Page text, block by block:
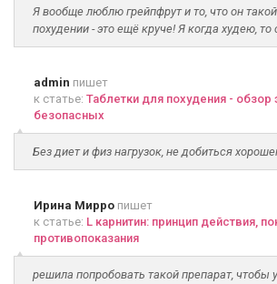
Я вообще люблю грейпфрут и то, что он
похудении - это ещё круче! Я когда худею,
admin пишет
к статье: Таблетки для похудения -
безопасных
Без диет и физ нагрузок, не добиться
Ирина Мирро пишет
к статье: L карнитин: принцип действия,
противопоказания
решила попробовать такой препарат, чтобы